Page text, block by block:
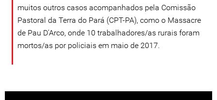
muitos outros casos acompanhados pela Comissão
Pastoral da Terra do Pará (CPT-PA), como o Massacre
de Pau D'Arco, onde 10 trabalhadores/as rurais foram
mortos/as por policiais em maio de 2017.